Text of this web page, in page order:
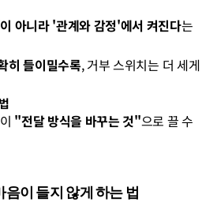
아니라 '관계와 감정'에서 켜진다는
히 들이밀수록, 거부 스위치는 더 세게
"전달 방식을 바꾸는 것"으로 끌 수
음이 들지 않게 하는 법